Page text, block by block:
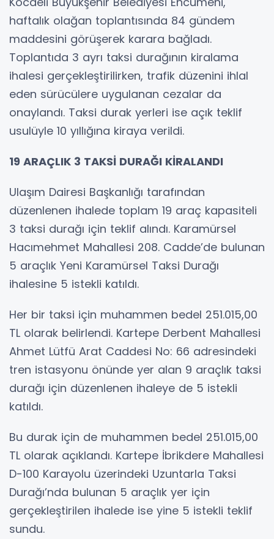
haftalık olağan toplantısında 84 gündem
maddesini görüşerek karara bağladı.
Toplantıda 3 ayrı taksi durağının kiralama
ihalesi gerçekleştirilirken, trafik düzenini ihlal
eden sürücülere uygulanan cezalar da
onaylandı. Taksi durak yerleri ise açık teklif
usulüyle 10 yıllığına kiraya verildi.
19 ARAÇLIK 3 TAKSİ DURAĞI KİRALANDI
Ulaşım Dairesi Başkanlığı tarafından
düzenlenen ihalede toplam 19 araç kapasiteli
3 taksi durağı için teklif alındı. Karamürsel
Hacımehmet Mahallesi 208. Cadde’de bulunan
5 araçlık Yeni Karamürsel Taksi Durağı
ihalesine 5 istekli katıldı.
Her bir taksi için muhammen bedel 251.015,00
TL olarak belirlendi. Kartepe Derbent Mahallesi
Ahmet Lütfü Arat Caddesi No: 66 adresindeki
tren istasyonu önünde yer alan 9 araçlık taksi
durağı için düzenlenen ihaleye de 5 istekli
katıldı.
Bu durak için de muhammen bedel 251.015,00
TL olarak açıklandı. Kartepe İbrikdere Mahallesi
D-100 Karayolu üzerindeki Uzuntarla Taksi
Durağı’nda bulunan 5 araçlık yer için
gerçekleştirilen ihalede ise yine 5 istekli teklif
sundu.